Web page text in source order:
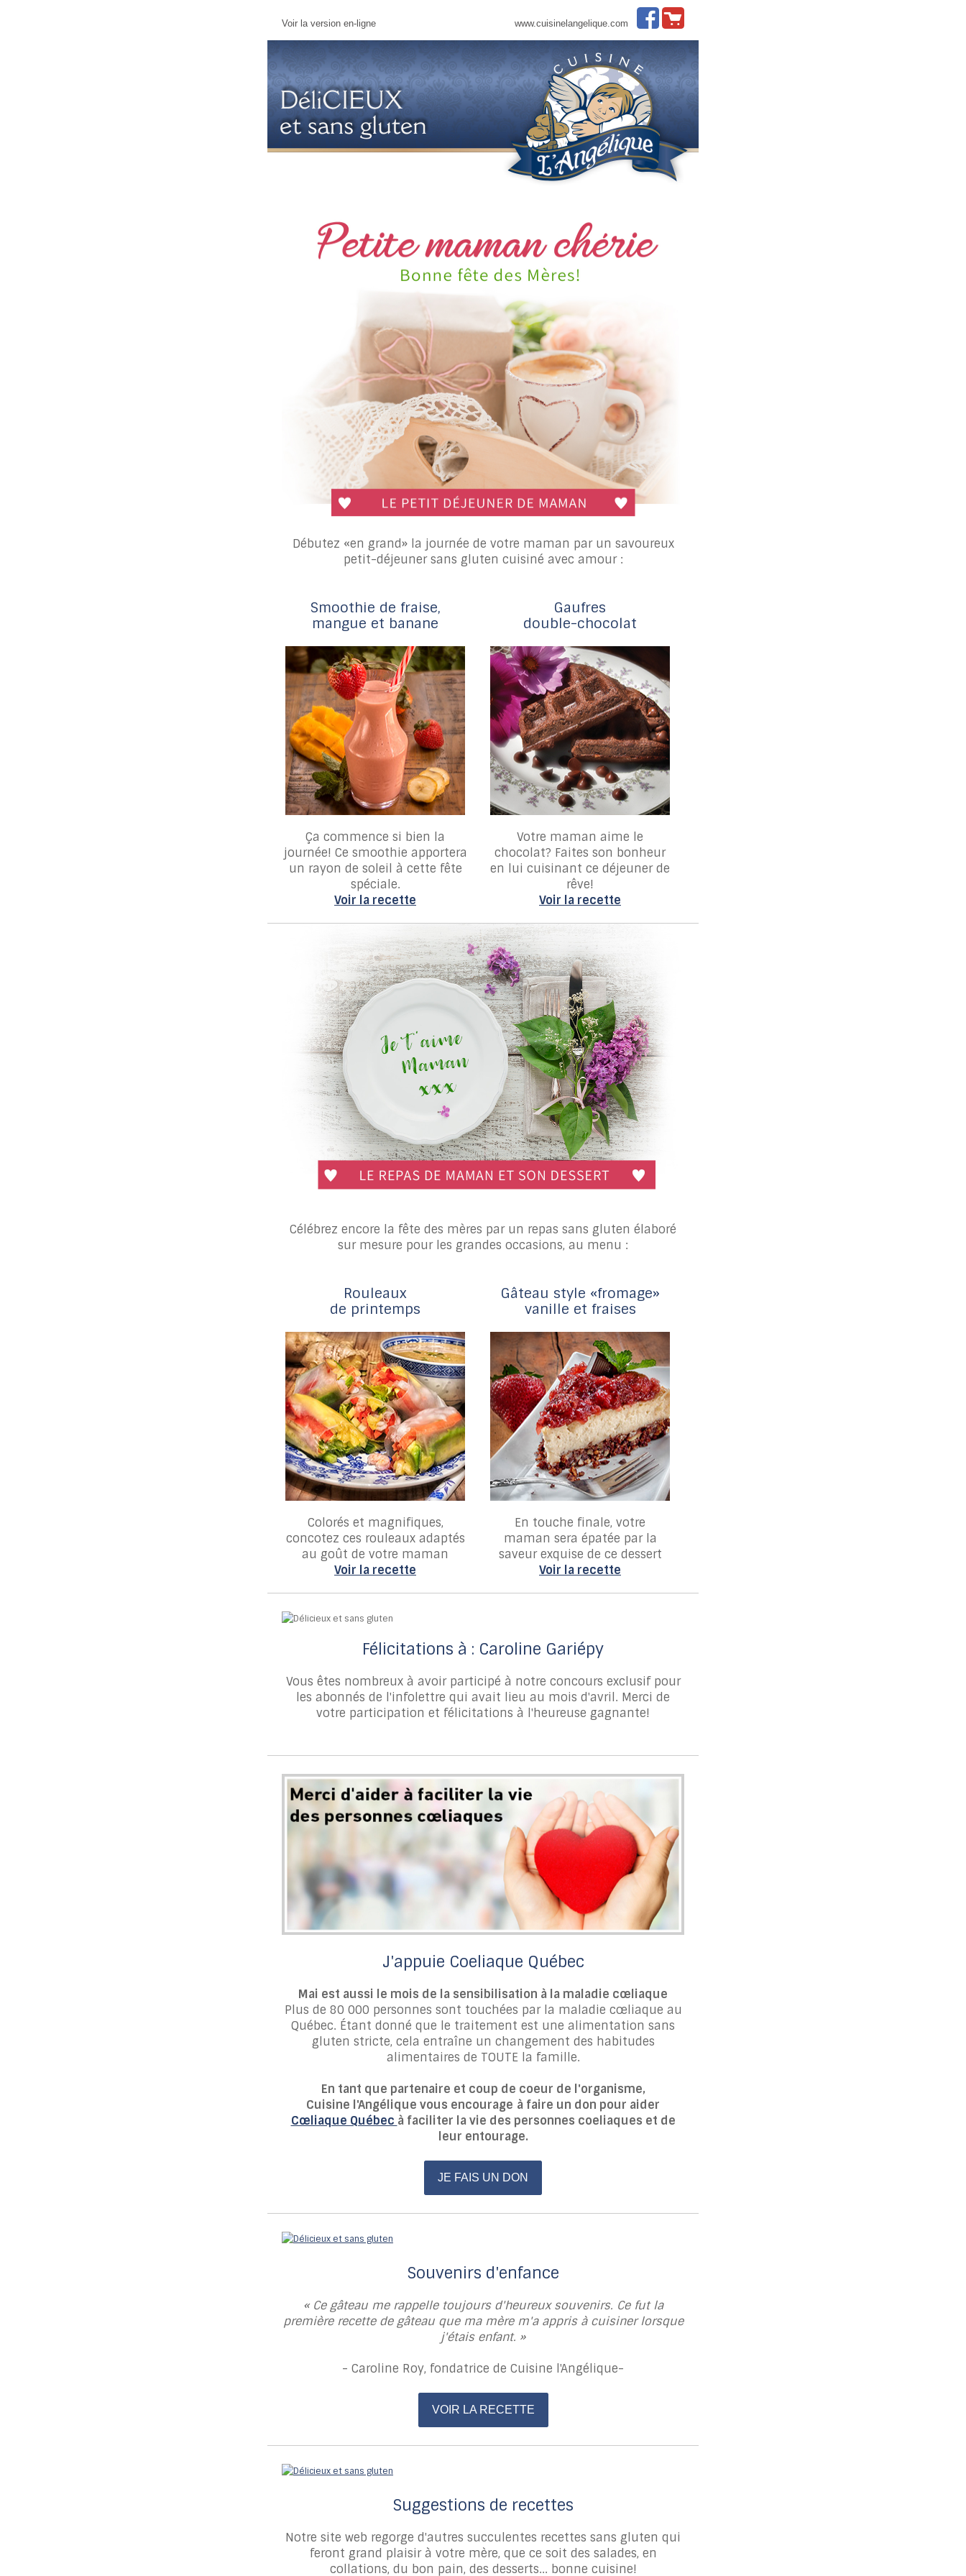
www.cuisinelangelique.com
Voir la version en-ligne
Débutez «en grand» la journée de votre maman par un savoureux
petit-déjeuner sans gluten cuisiné avec amour :
Smoothie de fraise,
mangue et banane
Ça commence si bien la
journée! Ce smoothie apportera
un rayon de soleil à cette fête
spéciale.
Voir la recette
Gaufres
double-chocolat
Votre maman aime le
chocolat? Faites son bonheur
en lui cuisinant ce déjeuner de
rêve!
Voir la recette
Célébrez encore la fête des mères par un repas sans gluten élaboré
sur mesure pour les grandes occasions, au menu :
Rouleaux
de printemps
Colorés et magnifiques,
concotez ces rouleaux adaptés
au goût de votre maman
Voir la recette
Gâteau style «fromage»
vanille et fraises
En touche finale, votre
maman sera épatée par la
saveur exquise de ce dessert
Voir la recette
Félicitations à : Caroline Gariépy
Vous êtes nombreux à avoir participé à notre concours exclusif pour
les abonnés de l'infolettre qui avait lieu au mois d'avril. Merci de
votre participation et félicitations à l'heureuse gagnante!
J'appuie Coeliaque Québec
Mai est aussi le mois de la sensibilisation à la maladie cœliaque
Plus de 80 000 personnes sont touchées par la maladie cœliaque au
Québec. Étant donné que le traitement est une alimentation sans
gluten stricte, cela entraîne un changement des habitudes
alimentaires de TOUTE la famille.
En tant que partenaire et coup de coeur de l'organisme,
Cuisine l'Angélique vous encourage à faire un don pour aider
Cœliaque Québec à faciliter la vie des personnes coeliaques et de
leur entourage.
JE FAIS UN DON
Souvenirs d'enfance
« Ce gâteau me rappelle toujours d'heureux souvenirs. Ce fut la
première recette de gâteau que ma mère m'a appris à cuisiner lorsque
j'étais enfant. »
- Caroline Roy, fondatrice de Cuisine l'Angélique-
VOIR LA RECETTE
Suggestions de recettes
Notre site web regorge d'autres succulentes recettes sans gluten qui
feront grand plaisir à votre mère, que ce soit des salades, en
collations, du bon pain, des desserts... bonne cuisine!